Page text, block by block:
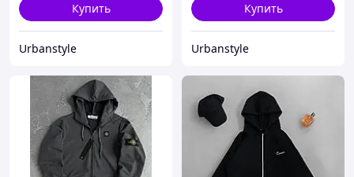
Купить
Urbanstyle
Купить
Urbanstyle